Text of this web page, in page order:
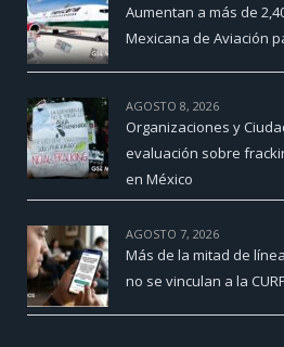
Aumentan a más de
Mexicana de Aviación
AGOSTO 8, 2026
Organizaciones y
evaluación sobre
en México
AGOSTO 7, 2026
Más de la mitad de
no se vinculan a la